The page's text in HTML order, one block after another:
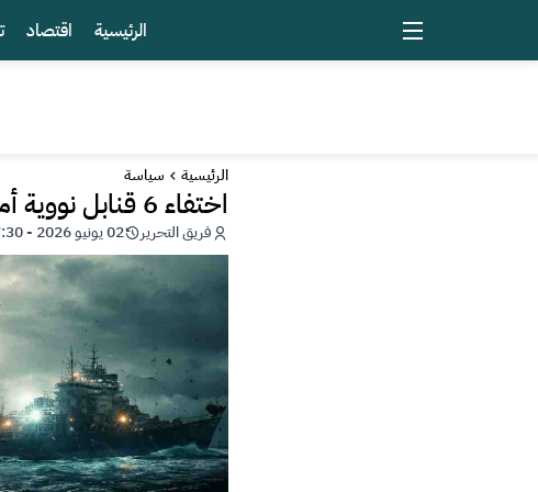
الرئيسية اقتصاد
الرئيسية سياسة
اختفاء 6 قنابل نووية أمريكية.. لم يعثر عليها الجيش الأمريكي
فريق التحرير 02 يونيو 2026 - 17:30